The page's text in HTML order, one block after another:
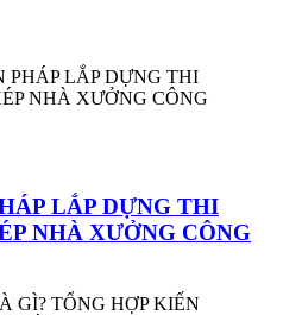
LẮP DỰNG THI
NHÀ XƯỞNG CÔNG